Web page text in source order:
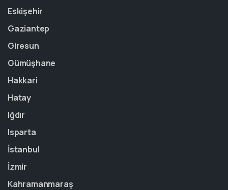
Eskişehir
Gaziantep
Giresun
Gümüşhane
Hakkari
Hatay
Iğdır
Isparta
İstanbul
İzmir
Kahramanmaraş